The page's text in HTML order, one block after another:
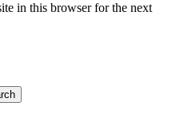
in this browser for the next